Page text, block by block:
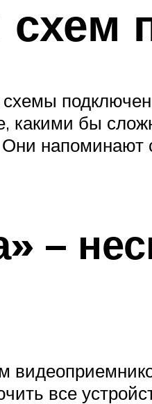
какими бы
–
все